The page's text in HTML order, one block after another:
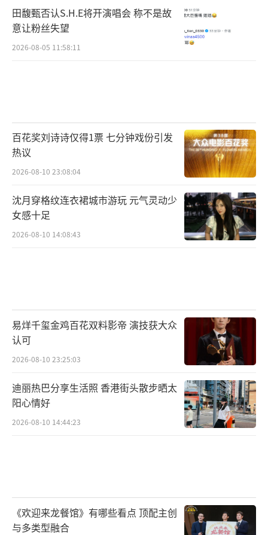
田馥甄否认S.H.E将开演唱会 称不是故
意让粉丝失望
2026-08-05 11:58:11
百花奖刘诗诗仅得1票 七分钟戏份引发
热议
2026-08-10 23:08:04
沈月穿格纹连衣裙城市游玩 元气灵动少
女感十足
2026-08-10 14:08:43
易烊千玺金鸡百花双料影帝 演技获大众
认可
2026-08-10 23:25:03
迪丽热巴分享生活照 香港街头散步晒太
阳心情好
2026-08-10 14:44:23
《欢迎来龙餐馆》有哪些看点 顶配主创
与多类型融合